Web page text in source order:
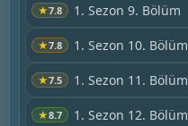
★7.8 1. Sezon 9. Bölüm
★7.8 1. Sezon 10. Bölüm
★7.5 1. Sezon 11. Bölüm
★8.7 1. Sezon 12. Bölüm